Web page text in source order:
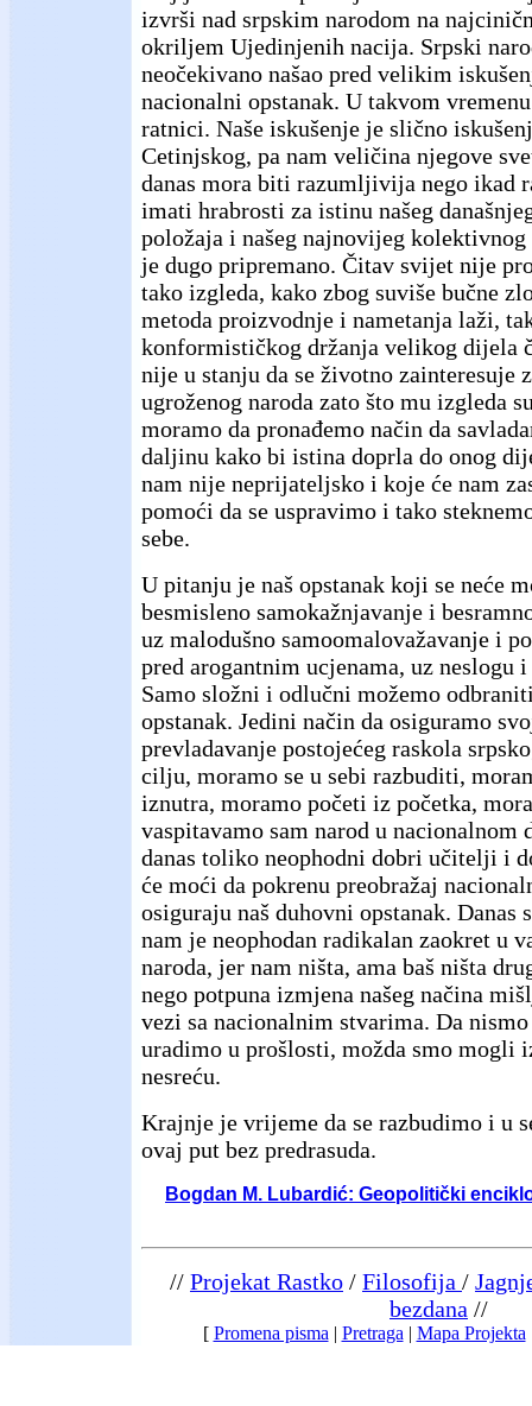
izvrši nad srpskim narodom na
okriljem Ujedinjenih nacija. Srpski
neočekivano našao pred velikim
nacionalni opstanak. U takvom
ratnici. Naše iskušenje je slično
Cetinjskog, pa nam veličina njegove
danas mora biti razumljivija nego ikad
imati hrabrosti za istinu našeg
položaja i našeg najnovijeg kolektivnog
je dugo pripremano. Čitav svijet nije
tako izgleda, kako zbog suviše bučne
metoda proizvodnje i nametanja laži,
konformističkog držanja velikog dijela
nije u stanju da se životno zainteresuje
ugroženog naroda zato što mu izgleda
moramo da pronađemo način da
daljinu kako bi istina doprla do onog
nam nije neprijateljsko i koje će nam
pomoći da se uspravimo i tako
sebe.
U pitanju je naš opstanak koji se neće
besmisleno samokažnjavanje i
uz malodušno samoomalovažavanje i
pred arogantnim ucjenama, uz neslogu
Samo složni i odlučni možemo
opstanak. Jedini način da osiguramo
prevladavanje postojećeg raskola
cilju, moramo se u sebi razbuditi,
iznutra, moramo početi iz početka,
vaspitavamo sam narod u nacionalnom
danas toliko neophodni dobri učitelji i
će moći da pokrenu preobražaj
osiguraju naš duhovni opstanak. Danas
nam je neophodan radikalan zaokret u
naroda, jer nam ništa, ama baš ništa
nego potpuna izmjena našeg načina
vezi sa nacionalnim stvarima. Da
uradimo u prošlosti, možda smo mogli
nesreću.
Krajnje je vrijeme da se razbudimo i u
ovaj put bez predrasuda.
Bogdan M. Lubardić: Geopolitički
// Projekat Rastko / Filosofija /
bezdana //
[ Promena pisma| Pretraga| Mapa Projekta